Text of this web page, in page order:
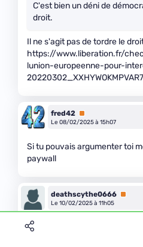
C'est bien un déni de
droit.
Il ne s'agit pas de tordre le
https://www.liberation.fr/
lunion-europeenne-pour-
fred42 Premium
Le 08/02/2025 à 15h07
Si tu pouvais argumenter toi
paywall
deathscythe0666 Premium
Le 10/02/2025 à 11h05
Je suis pas abonné et j'ai tout